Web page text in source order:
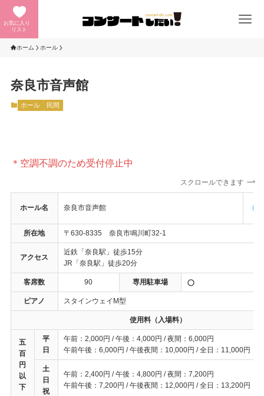
お気に入り
リスト
ホーム ホール
奈良市音声館
ホール 民間
＊空調不調のため受付停止中
スクロールできます
ホール名 奈良市音声館
所在地 〒630-8335 奈良市鳴川町32-1
アクセス
近鉄「奈良駅」徒歩15分
JR「奈良駅」徒歩20分
客席数 90 専用駐車場
ピアノ スタインウェイM型
使用料（入場料）
五
百
円
以
下
平
日
午前：2,000円 / 午後：4,000円 / 夜間：6,000円
午前午後：6,000円 / 午後夜間：10,000円 / 全日：11,000円
土
日
祝
午前：2,400円 / 午後：4,800円 / 夜間：7,200円
午前午後：7,200円 / 午後夜間：12,000円 / 全日：13,200円